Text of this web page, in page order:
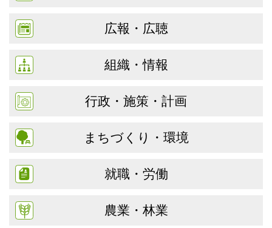
広報・広聴
組織・情報
行政・施策・計画
まちづくり・環境
就職・労働
農業・林業